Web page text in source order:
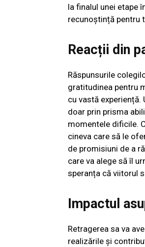
la finalul unei etape
recunoștință pentru
Reacții din
Răspunsurile
gratitudinea pentru
cu vastă experiență.
doar prin prisma
momentele dificile.
cineva care să le
de promisiuni de a
care va alege să îl
speranța că viitorul
Impactul
Retragerea sa va
realizările și